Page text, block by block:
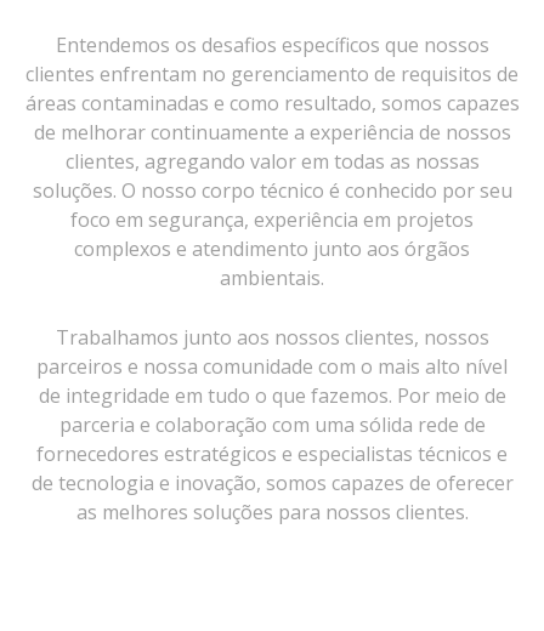
Entendemos os desafios específicos que nossos
clientes enfrentam no gerenciamento de requisitos de
áreas contaminadas e como resultado, somos capazes
de melhorar continuamente a experiência de nossos
clientes, agregando valor em todas as nossas
soluções. O nosso corpo técnico é conhecido por seu
foco em segurança, experiência em projetos
complexos e atendimento junto aos órgãos
ambientais.
Trabalhamos junto aos nossos clientes, nossos
parceiros e nossa comunidade com o mais alto nível
de integridade em tudo o que fazemos. Por meio de
parceria e colaboração com uma sólida rede de
fornecedores estratégicos e especialistas técnicos e
de tecnologia e inovação, somos capazes de oferecer
as melhores soluções para nossos clientes.